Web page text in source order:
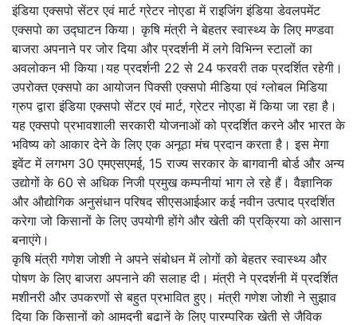
इंडिया एक्सपो सेंटर एवं मार्ट ग्रेटर नोएडा में राइजिंग इंडिया डेवलपमेंट
एक्सपो का उद्घाटन किया। कृषि मंत्री ने बेहतर स्वास्थ्य के लिए मण्डवा
बाजरा अपनाने पर जोर दिया और प्रदर्शनी में लगे विभिन्न स्टालों का
अवलोकन भी किया।यह प्रदर्शनी 22 से 24 फरवरी तक प्रदर्शित रहेगी।
उपरोक्त एक्सपो का आयोजन पिक्सी एक्सपो मीडिया एवं ग्लोबल मिडिया
ग्रुप द्वारा इंडिया एक्सपो सेंटर एवं मार्ट, ग्रेटर नोएडा में किया जा रहा है।
यह एक्सपो प्रभावशाली सरकारी योजनाओं को प्रदर्शित करने और भारत के
भविष्य को आकार देने के लिए एक अनूठा मंच प्रदान करता है। इस मेगा
इवेंट में लगभग 30 एमएसएमई, 15 राज्य सरकार के बागवानी बोर्ड और अन्य
उद्योगों के 60 से अधिक निजी प्रमुख कम्पनीयां भाग ले रहे हैं। वैज्ञानिक
और औद्योगिक अनुसंधान परिषद सीएसआईआर कई नवीन उत्पाद प्रदर्शित
करेगा जो किसानों के लिए उपयोगी होंगे और खेती की प्रक्रिया को आसान
बनाएंगे।
कृषि मंत्री गणेश जोशी ने अपने संबोधन में लोगों को बेहतर स्वास्थ्य और
पोषण के लिए बाजरा अपनाने की सलाह दी। मंत्री ने प्रदर्शनी में प्रदर्शित
मशीनरी और उपकरणों से बहुत प्रभावित हुए। मंत्री गणेश जोशी ने सुझाव
दिया कि किसानों को आमदनी बढानें के लिए पारम्परिक खेती से जैविक